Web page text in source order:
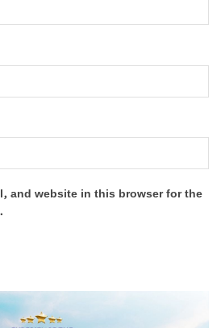
and website in this browser for the